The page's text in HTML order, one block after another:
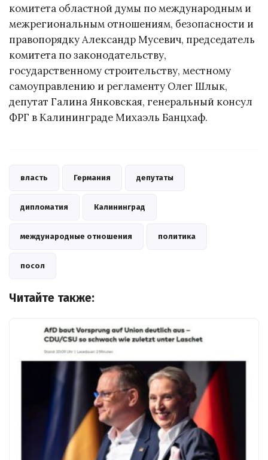
комитета областной думы по международным и
межрегиональным отношениям, безопасности и
правопорядку Александр Мусевич, председатель
комитета по законодательству,
государственному строительству, местному
самоуправлению и регламенту Олег Шлык,
депутат Галина Янковская, генеральный консул
ФРГ в Калининграде Михаэль Банцхаф.
власть Германия депутаты
дипломатия Калининград
международные отношения политика
посол
Читайте также: